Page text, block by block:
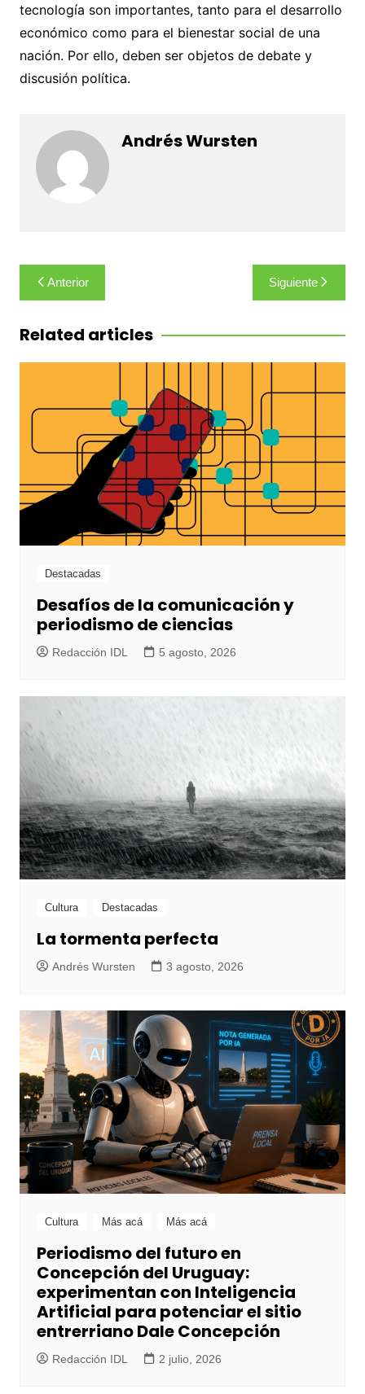
tecnología son importantes, tanto para el desarrollo
económico como para el bienestar social de una
nación. Por ello, deben ser objetos de debate y
discusión política.
Andrés Wursten
Navegación
de
entradas
Anterior Siguiente
Related articles
Destacadas
Desafíos de la comunicación y
periodismo de ciencias
Redacción IDL 5 agosto, 2026
Cultura Destacadas
La tormenta perfecta
Andrés Wursten 3 agosto, 2026
Cultura Más acá Más acá
Periodismo del futuro en
Concepción del Uruguay:
experimentan con Inteligencia
Artificial para potenciar el sitio
entrerriano Dale Concepción
Redacción IDL 2 julio, 2026